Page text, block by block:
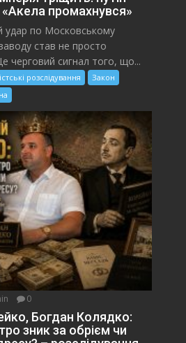
промахнувся»
удар по Московському
став не просто
черговий сигнал того, що...
розслідування
Закон
0
Богдан Колядко:
зник за обрієм чи